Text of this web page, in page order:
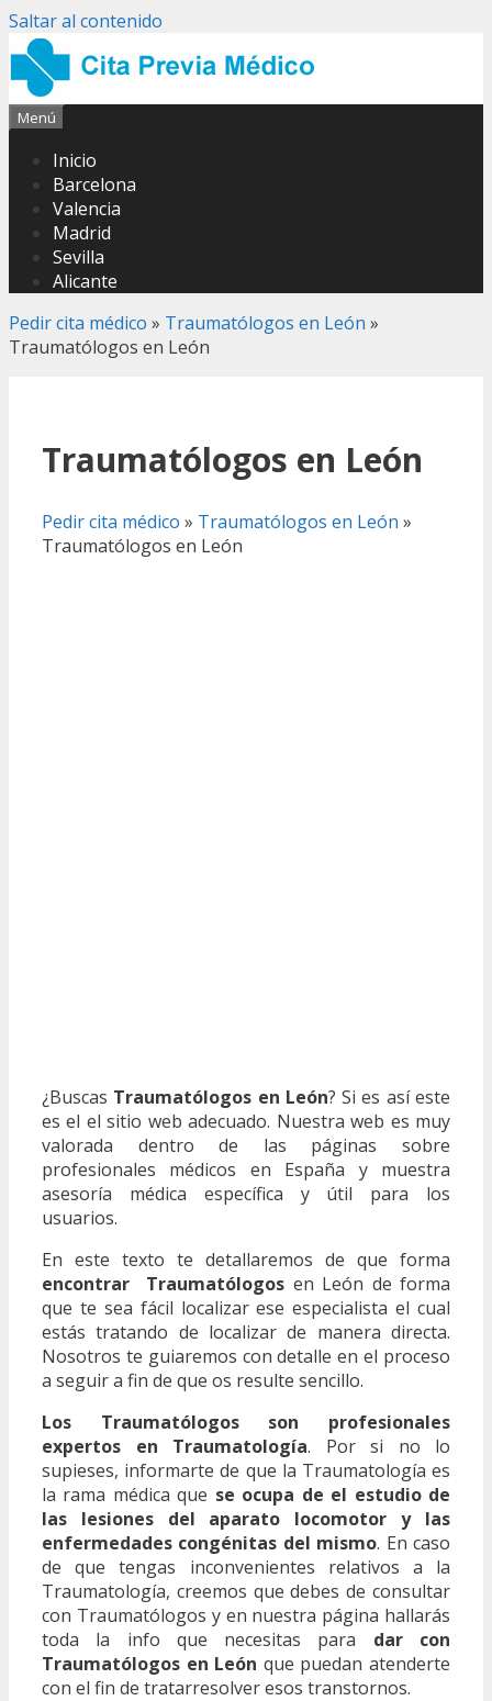
Saltar al contenido
Menú
Inicio
Barcelona
Valencia
Madrid
Sevilla
Alicante
Pedir cita médico » Traumatólogos en León »
Traumatólogos en León
Traumatólogos en León
Pedir cita médico » Traumatólogos en León »
Traumatólogos en León
¿Buscas Traumatólogos en León? Si es así este
es el el sitio web adecuado. Nuestra web es muy
valorada dentro de las páginas sobre
profesionales médicos en España y muestra
asesoría médica específica y útil para los
usuarios.
En este texto te detallaremos de que forma
encontrar Traumatólogos en León de forma
que te sea fácil localizar ese especialista el cual
estás tratando de localizar de manera directa.
Nosotros te guiaremos con detalle en el proceso
a seguir a fin de que os resulte sencillo.
Los Traumatólogos son profesionales
expertos en Traumatología. Por si no lo
supieses, informarte de que la Traumatología es
la rama médica que se ocupa de el estudio de
las lesiones del aparato locomotor y las
enfermedades congénitas del mismo. En caso
de que tengas inconvenientes relativos a la
Traumatología, creemos que debes de consultar
con Traumatólogos y en nuestra página hallarás
toda la info que necesitas para dar con
Traumatólogos en León que puedan atenderte
con el fin de tratarresolver esos transtornos.